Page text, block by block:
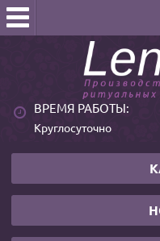
ВРЕМЯ РАБОТЫ:
Круглосуточно